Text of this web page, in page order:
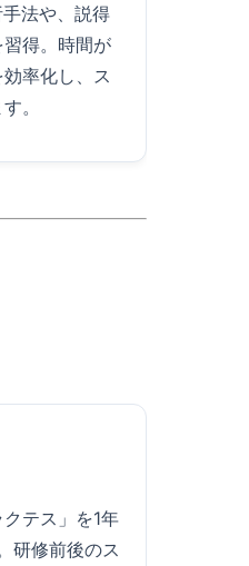
法や、説得
得。時間が
率化し、ス
。
テス」を1年
研修前後のス